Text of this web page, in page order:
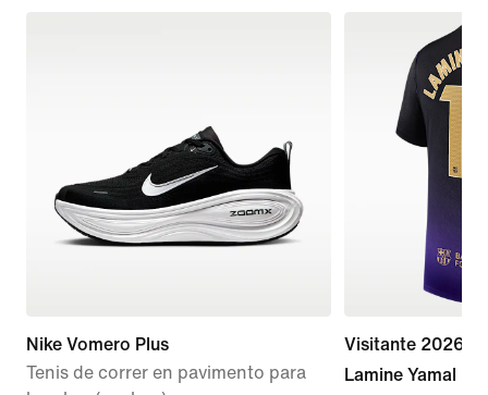
Nike Vomero Plus
Tenis de correr en pavimento para
Visitante 2026/
Lamine Yamal